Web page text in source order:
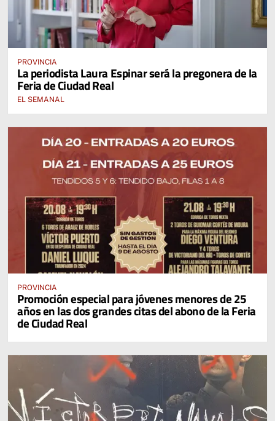
PROVINCIA
La periodista Laura Espinar será la pregonera de la
Feria de Ciudad Real
EL SEMANAL
PROVINCIA
Promoción especial para jóvenes menores de 25
años en las dos grandes citas del abono de la Feria
de Ciudad Real